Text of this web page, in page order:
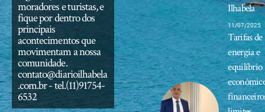
moradores e turistas, e
fique por dentro dos
principais
acontecimentos que
movimentam a nossa
comunidade.
contato@diarioilhabela
.com.br- tel.(11)91754-
6532
Ilhabela
11/07/2025
Tarifas de
energia e
equilíbrio